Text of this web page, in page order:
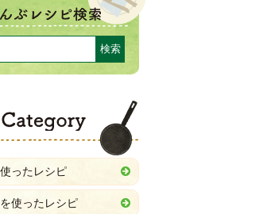
こんぶレシピ
ったレシピ
使ったレシピ